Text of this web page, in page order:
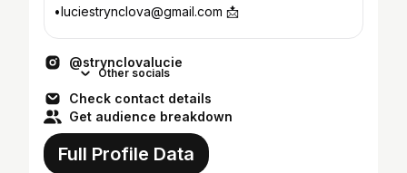
•luciestrynclova@gmail.com 📩
@strynclovalucie
Other socials
Check contact details
Get audience breakdown
Full Profile Data